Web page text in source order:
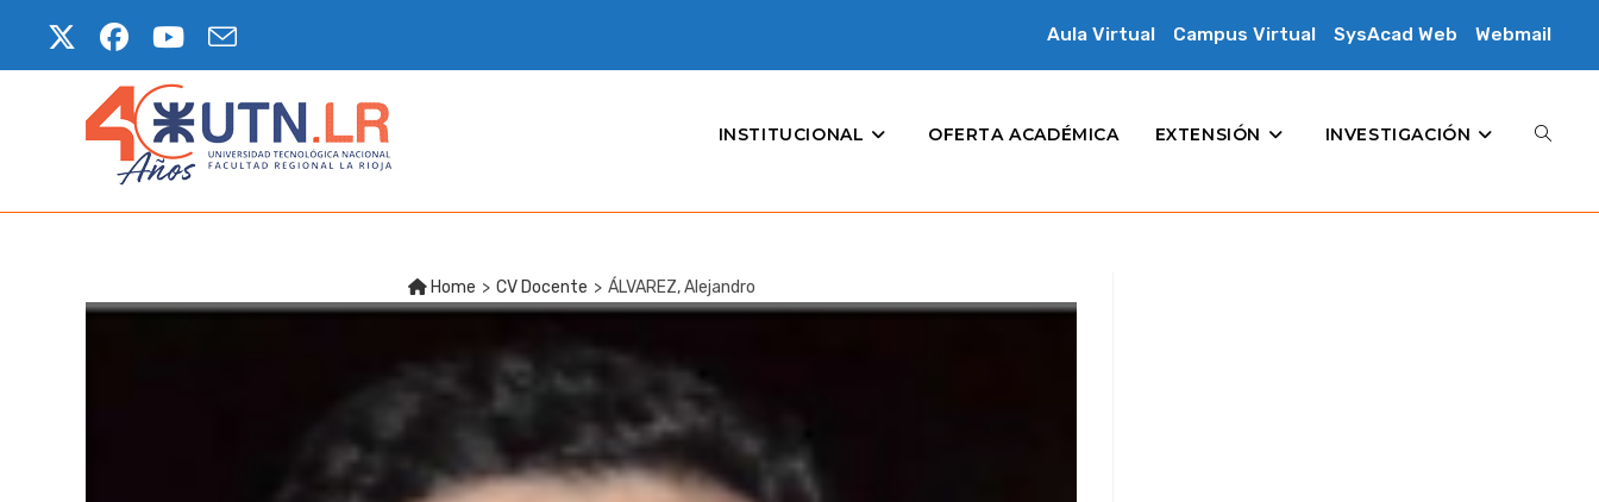
Aula Virtual Campus Virtual SysAcad Web Webmail
INSTITUCIONAL OFERTA ACADÉMICA EXTENSIÓN INVESTIGACIÓN
Home > CV Docente > ÁLVAREZ, Alejandro